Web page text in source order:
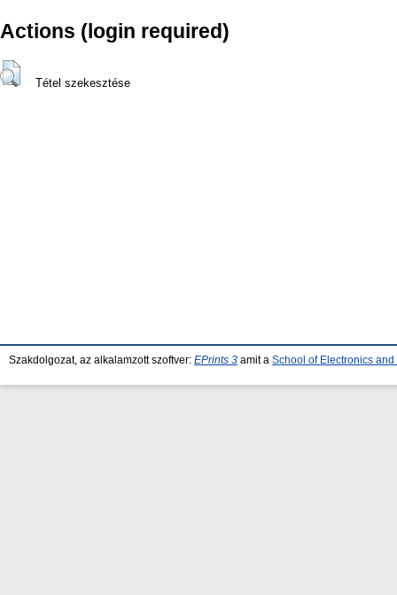
Actions (login required)
Tétel szekesztése
Szakdolgozat, az alkalamzott szoftver: EPrints 3 amit a School of Electronics